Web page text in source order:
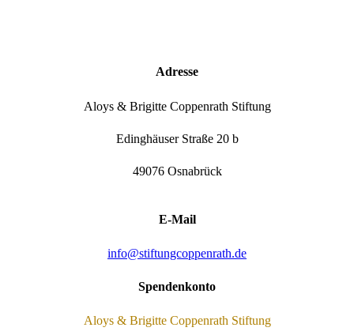
Adresse
Aloys & Brigitte Coppenrath Stiftung
Edinghäuser Straße 20 b
49076 Osnabrück
E-Mail
info@stiftungcoppenrath.de
Spendenkonto
Aloys & Brigitte Coppenrath Stiftung